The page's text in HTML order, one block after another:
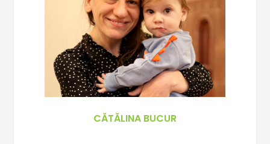
CĂTĂLINA BUCUR